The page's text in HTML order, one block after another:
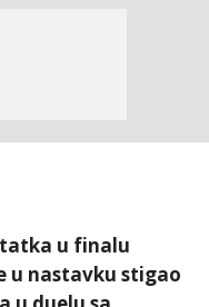
u finalu
u nastavku stigao